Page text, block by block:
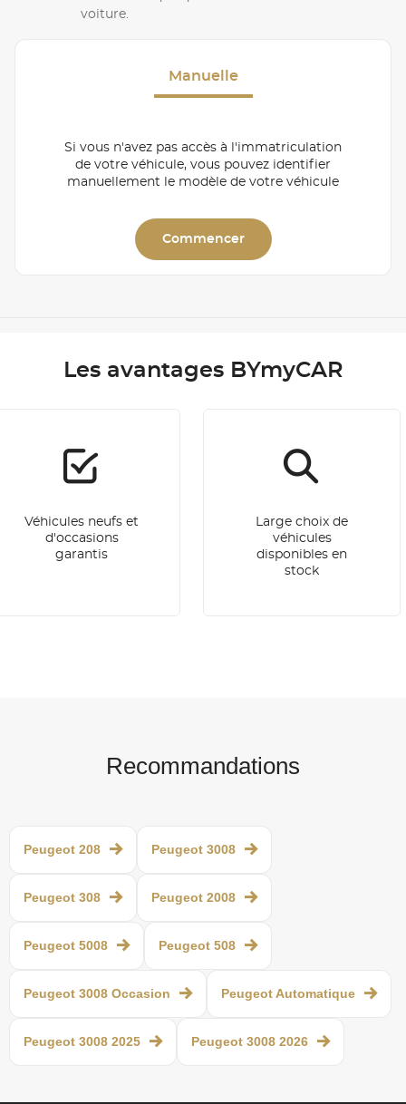
voiture.
Manuelle
Si vous n'avez pas accès à l'immatriculation
de votre véhicule, vous pouvez identifier
manuellement le modèle de votre véhicule
Commencer
Les avantages BYmyCAR
Véhicules neufs et
d'occasions
garantis
Large choix de
véhicules
disponibles en
stock
Recommandations
Peugeot 208 Peugeot 3008
Peugeot 308 Peugeot 2008
Peugeot 5008 Peugeot 508
Peugeot 3008 Occasion Peugeot Automatique
Peugeot 3008 2025 Peugeot 3008 2026